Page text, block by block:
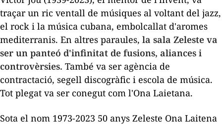
traçar un ric ventall de músiques al voltant del jazz,
el rock i la música cubana, embolcallat d'aromes
mediterranis. En altres paraules, la sala Zeleste va
ser un panteó d'infinitat de fusions, aliances i
controvèrsies. També va ser agència de
contractació, segell discogràfic i escola de música.
Tot plegat va ser conegut com l'Ona Laietana.
Sota el nom 1973-2023 50 anys Zeleste Ona Laitena